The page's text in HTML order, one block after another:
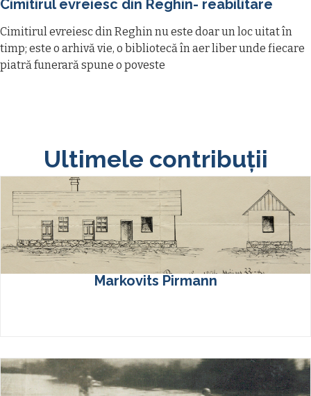
Cimitirul evreiesc din Reghin- reabilitare
Cimitirul evreiesc din Reghin nu este doar un loc uitat în
timp; este o arhivă vie, o bibliotecă în aer liber unde fiecare
piatră funerară spune o poveste
Ultimele contribuţii
Markovits Pirmann